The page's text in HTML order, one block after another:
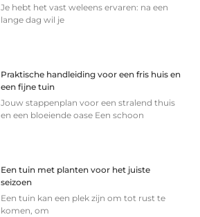
Je hebt het vast weleens ervaren: na een
lange dag wil je
Praktische handleiding voor een fris huis en
een fijne tuin
Jouw stappenplan voor een stralend thuis
en een bloeiende oase Een schoon
Een tuin met planten voor het juiste
seizoen
Een tuin kan een plek zijn om tot rust te
komen, om